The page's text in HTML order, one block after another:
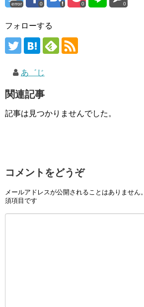
error 0 0 0
フォローする
あ゛じ
関連記事
記事は見つかりませんでした。
コメントをどうぞ
メールアドレスが公開されることはありません。
須項目です